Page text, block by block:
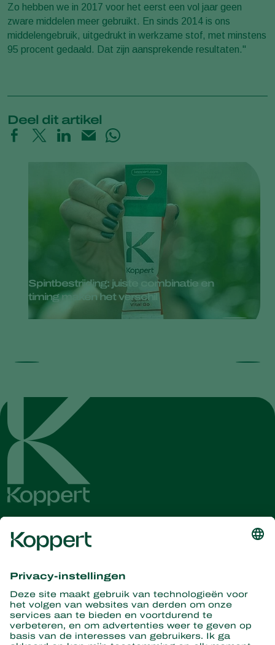
Zo hebben we in 2017 voor het eerst een vol jaar geen
zware middelen meer gebruikt. En sinds 2014 is ons
middelengebruik, uitgedrukt in werkzame stof, met minstens
95 procent gedaald. Dat zijn aansprekende resultaten."
Deel dit artikel
Spintbestrijding: juiste combinatie en
timing maken het verschil
Ontvang het laatste nieuws en
informatie
Hier aanmelden
Partners with Nature